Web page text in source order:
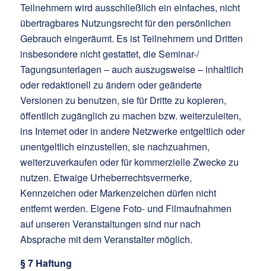
Teilnehmern wird ausschließlich ein einfaches, nicht
übertragbares Nutzungsrecht für den persönlichen
Gebrauch eingeräumt. Es ist Teilnehmern und Dritten
insbesondere nicht gestattet, die Seminar-/
Tagungsunterlagen – auch auszugsweise – inhaltlich
oder redaktionell zu ändern oder geänderte
Versionen zu benutzen, sie für Dritte zu kopieren,
öffentlich zugänglich zu machen bzw. weiterzuleiten,
ins Internet oder in andere Netzwerke entgeltlich oder
unentgeltlich einzustellen, sie nachzuahmen,
weiterzuverkaufen oder für kommerzielle Zwecke zu
nutzen. Etwaige Urheberrechtsvermerke,
Kennzeichen oder Markenzeichen dürfen nicht
entfernt werden. Eigene Foto- und Filmaufnahmen
auf unseren Veranstaltungen sind nur nach
Absprache mit dem Veranstalter möglich.
§ 7 Haftung